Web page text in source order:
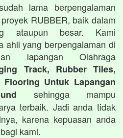
lama berpengalaman
RUBBER, baik dalam
ataupun besar. Kami
ahli yang berpengalaman di
lapangan Olahraga
Track, Rubber Tiles,
Untuk Lapangan
sehingga mampu
terbaik. Jadi anda tidak
karena kepuasan anda
kami.